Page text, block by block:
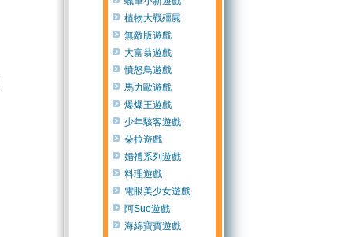
植物大戰殭屍
無敵版遊戲
大富翁遊戲
憤怒鳥遊戲
馬力歐遊戲
爆爆王遊戲
少年駭客遊戲
朵拉遊戲
婚禮系列遊戲
料理遊戲
電眼美少女遊戲
阿Sue遊戲
海綿寶寶遊戲